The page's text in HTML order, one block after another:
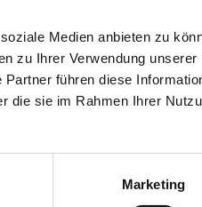
Medien anbieten zu
zu Ihrer Verwendung unserer
führen diese
die sie im Rahmen Ihrer
Marketing
die Zubereitung geringfügig variieren.
Phosphat/en (bei Fleischerzeugnissen)
14 - kann bei übermäßigem Verzehr
21 - kann Aktivität und
- mit Verdickunsmittel